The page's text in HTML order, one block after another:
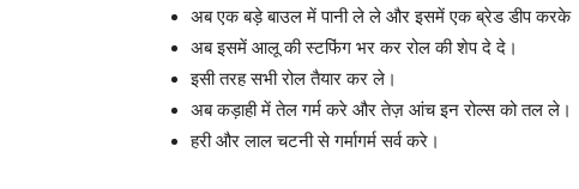
अब एक बड़े बाउल में पानी ले ले और इसमें एक ब्रेड डीप करके
अब इसमें आलू की स्टफिंग भर कर रोल की शेप दे दे।
इसी तरह सभी रोल तैयार कर ले।
अब कड़ाही में तेल गर्म करे और तेज़ आंच इन रोल्स को तल ले।
हरी और लाल चटनी से गर्मागर्म सर्व करे।